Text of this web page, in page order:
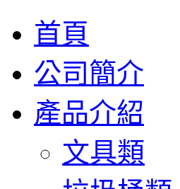
首頁
公司簡介
產品介紹
文具類